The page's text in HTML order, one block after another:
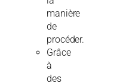
manière
de
procéder.
Grâce
à
des